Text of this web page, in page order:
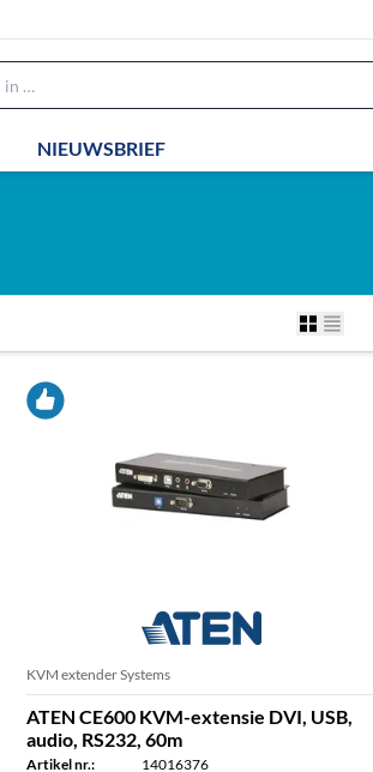
NIEUWSBRIEF
KVM extender Systems
ATEN CE600 KVM-extensie DVI, USB,
audio, RS232, 60m
Artikel nr.:
14016376